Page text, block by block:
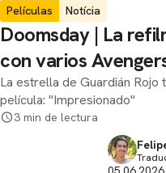
Películas Notícia
Doomsday | La
con varios
La estrella de Guardián
película: "Impresionado"
3 min de lectura